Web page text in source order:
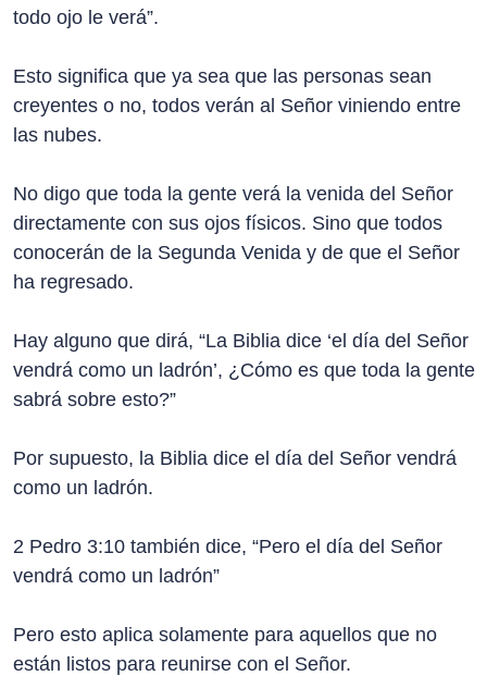
todo ojo le verá”.
Esto significa que ya sea que las personas sean
creyentes o no, todos verán al Señor viniendo entre
las nubes.
No digo que toda la gente verá la venida del Señor
directamente con sus ojos físicos. Sino que todos
conocerán de la Segunda Venida y de que el Señor
ha regresado.
Hay alguno que dirá, “La Biblia dice ‘el día del Señor
vendrá como un ladrón’, ¿Cómo es que toda la gente
sabrá sobre esto?”
Por supuesto, la Biblia dice el día del Señor vendrá
como un ladrón.
2 Pedro 3:10 también dice, “Pero el día del Señor
vendrá como un ladrón”
Pero esto aplica solamente para aquellos que no
están listos para reunirse con el Señor.